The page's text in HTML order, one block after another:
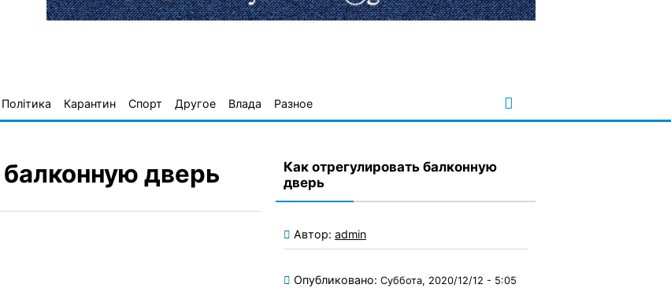
Політика Карантин Спорт Другое Влада Разное
дверь
Как отрегулировать балконную
дверь
Автор: admin
Опубликовано: Суббота, 2020/12/12 - 5:05